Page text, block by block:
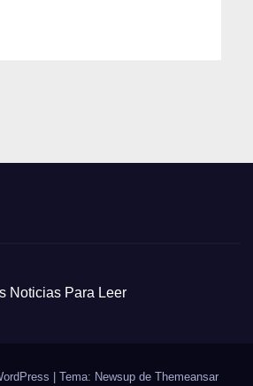
Noticias Para Leer
Tema: Newsup de Themeansar